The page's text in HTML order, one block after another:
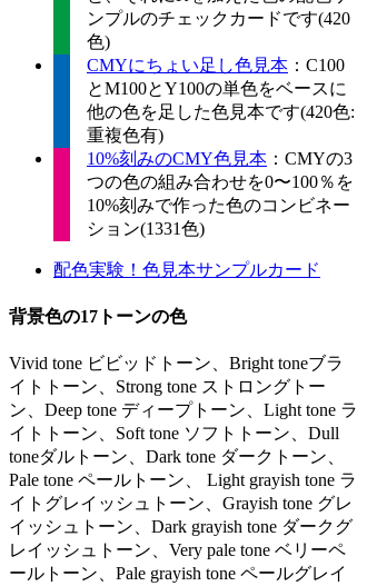
ンプルのチェックカードです(420
色)
CMYにちょい足し色見本 ：C100
とM100とY100の単色をベースに
他の色を足した色見本です(420色:
重複色有)
10%刻みのCMY色見本 ：CMYの3
つの色の組み合わせを0〜100％を
10%刻みで作った色のコンビネー
ション(1331色)
配色実験！色見本サンプルカード
背景色の17トーンの色
Vivid tone ビビッドトーン、Bright toneブラ
イトトーン、Strong tone ストロングトー
ン、Deep tone ディープトーン、Light tone ラ
イトトーン、Soft tone ソフトトーン、Dull
toneダルトーン、Dark tone ダークトーン、
Pale tone ペールトーン、 Light grayish tone ラ
イトグレイッシュトーン、Grayish tone グレ
イッシュトーン、Dark grayish tone ダークグ
レイッシュトーン、Very pale tone ベリーペ
ールトーン、Pale grayish tone ペールグレイ